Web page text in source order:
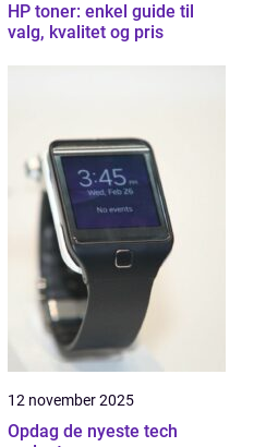
HP toner: enkel guide til
valg, kvalitet og pris
12 november 2025
Opdag de nyeste tech